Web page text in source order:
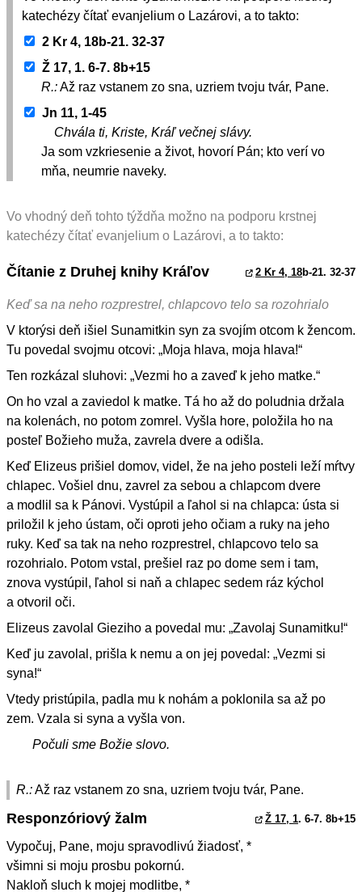
katechézy čítať evanjelium o Lazárovi, a to takto:
2 Kr 4, 18b-21. 32-37
Ž 17, 1. 6-7. 8b+15
R.:Až raz vstanem zo sna, uzriem tvoju tvár, Pane.
Jn 11, 1-45
Chvála ti, Kriste, Kráľ večnej slávy.
Ja som vzkriesenie a život, hovorí Pán; kto verí vo
mňa, neumrie naveky.
Vo vhodný deň tohto týždňa možno na podporu krstnej
katechézy čítať evanjelium o Lazárovi, a to takto:
Čítanie z Druhej knihy Kráľov 2 Kr 4, 18b-21. 32-37
Keď sa na neho rozprestrel, chlapcovo telo sa rozohrialo
V ktorýsi deň išiel Sunamitkin syn za svojím otcom k žencom.
Tu povedal svojmu otcovi: „Moja hlava, moja hlava!“
Ten rozkázal sluhovi: „Vezmi ho a zaveď k jeho matke.“
On ho vzal a zaviedol k matke. Tá ho až do poludnia držala
na kolenách, no potom zomrel. Vyšla hore, položila ho na
posteľ Božieho muža, zavrela dvere a odišla.
Keď Elizeus prišiel domov, videl, že na jeho posteli leží mŕtvy
chlapec. Vošiel dnu, zavrel za sebou a chlapcom dvere
a modlil sa k Pánovi. Vystúpil a ľahol si na chlapca: ústa si
priložil k jeho ústam, oči oproti jeho očiam a ruky na jeho
ruky. Keď sa tak na neho rozprestrel, chlapcovo telo sa
rozohrialo. Potom vstal, prešiel raz po dome sem i tam,
znova vystúpil, ľahol si naň a chlapec sedem ráz kýchol
a otvoril oči.
Elizeus zavolal Gieziho a povedal mu: „Zavolaj Sunamitku!“
Keď ju zavolal, prišla k nemu a on jej povedal: „Vezmi si
syna!“
Vtedy pristúpila, padla mu k nohám a poklonila sa až po
zem. Vzala si syna a vyšla von.
Počuli sme Božie slovo.
R.:Až raz vstanem zo sna, uzriem tvoju tvár, Pane.
Responzóriový žalm Ž 17, 1. 6-7. 8b+15
Vypočuj, Pane, moju spravodlivú žiadosť, *
všimni si moju prosbu pokornú.
Nakloň sluch k mojej modlitbe, *